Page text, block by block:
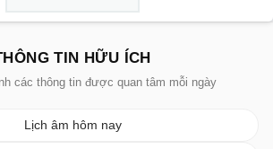
TIN HỮU ÍCH
các thông tin được quan tâm mỗi ngày
Lịch âm hôm nay